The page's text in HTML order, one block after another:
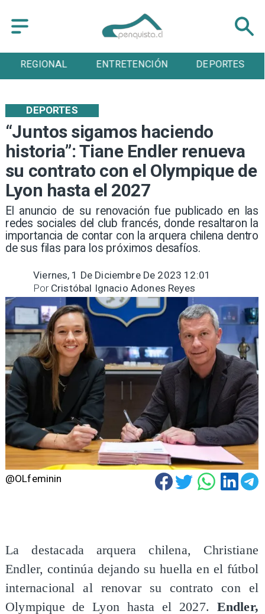
REGIONAL ENTRETENCIÓN DEPORTES
“Juntos sigamos haciendo
historia”: Tiane Endler renueva
su contrato con el Olympique de
Lyon hasta el 2027
El anuncio de su renovación fue publicado en las
redes sociales del club francés, donde resaltaron la
importancia de contar con la arquera chilena dentro
de sus filas para los próximos desafíos.
DEPORTES
Viernes, 1 De Diciembre De 2023 12:01
Cristóbal Ignacio Adones Reyes
Por
@OLfeminin
​La destacada arquera chilena, Christiane
Endler, continúa dejando su huella en el fútbol
internacional al renovar su contrato con el
Olympique de Lyon hasta el 2027. Endler,